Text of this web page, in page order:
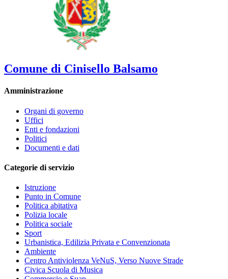
Comune di Cinisello Balsamo
Amministrazione
Organi di governo
Uffici
Enti e fondazioni
Politici
Documenti e dati
Categorie di servizio
Istruzione
Punto in Comune
Politica abitativa
Polizia locale
Politica sociale
Sport
Urbanistica, Edilizia Privata e Convenzionata
Ambiente
Centro Antiviolenza VeNuS, Verso Nuove Strade
Civica Scuola di Musica